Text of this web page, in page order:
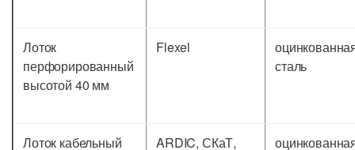
Лоток
перфорированный
высотой 40 мм
Flexel
сталь
Лоток кабельный
ARDIC, СКаТ,